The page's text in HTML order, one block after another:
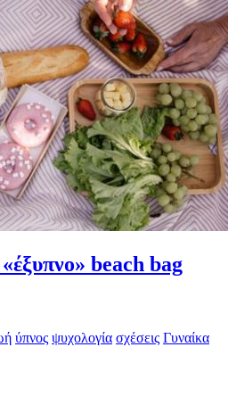
beach bag
ύπνος ψυχολογία σχέσεις Γυναίκα